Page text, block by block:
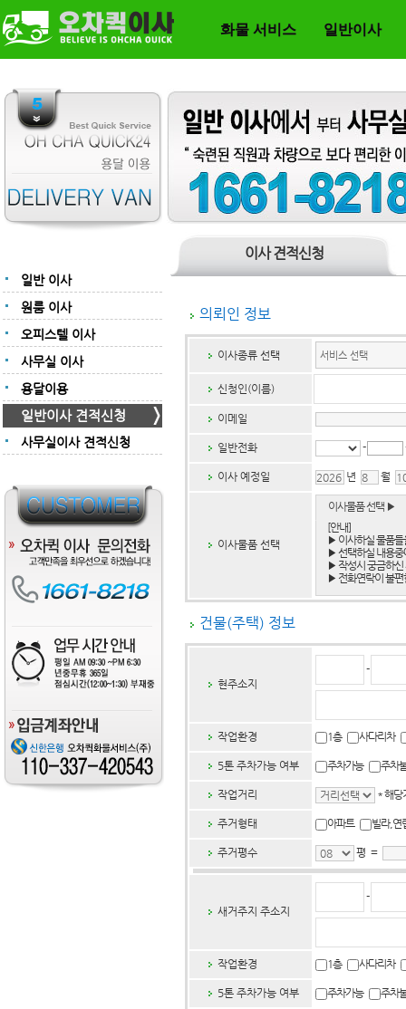
화물 서비스 일반이사
일반 이사
원룸 이사
오피스텔 이사
사무실 이사
용달이용
일반이사 견적신청
사무실이사 견적신청
이사 견적신청
의뢰인 정보
이사종류 선택
신청인(이름)
이메일
일반전화 -
이사 예정일 년 월
이사물품 선택
이사물품 선택 ▶
[안내]
▶ 이사하실 물품들
▶ 선택하실 내용중
▶ 작성시 궁금하신
▶ 전화연락이 불편
건물(주택) 정보
현주소지
-
작업환경 1층 사다리차
5톤 주차가능 여부 주차가능 주차
작업거리 * 해당
주거형태 아파트 빌라,
주거평수 평 =
새거주지 주소지
-
작업환경 1층 사다리차
5톤 주차가능 여부 주차가능 주차